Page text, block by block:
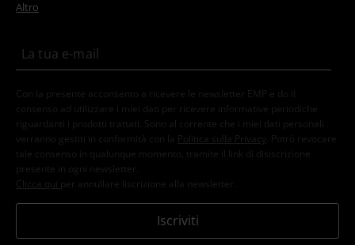
Altro
Con la presente acconsento a ricevere le newsletter EMP e do il
consenso ad utilizzare i miei dati per ricevere informative periodiche
riguardanti i prodotti trattati. Sono al corrente che i miei dati personali
verranno gestiti in conformità con la
Politica sulla Privacy
. Potrò revocare
tale consenso in qualunque momento, tramite il link di disiscrizione
presente in ogni newsletter.
Clicca qui per annullare liscrizione alla newsletter.
Iscriviti